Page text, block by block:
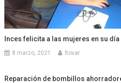
Inces felicita a las mujeres en su día
8 marzo, 2021 ltovar
Reparación de bombillos